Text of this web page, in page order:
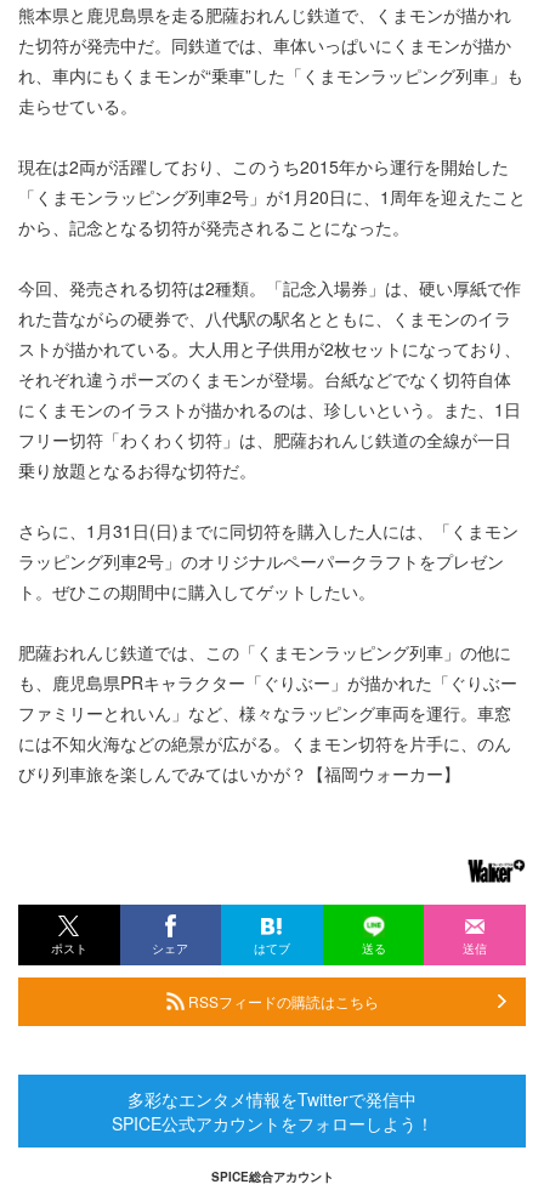
熊本県と鹿児島県を走る肥薩おれんじ鉄道で、くまモンが描かれ
た切符が発売中だ。同鉄道では、車体いっぱいにくまモンが描か
れ、車内にもくまモンが“乗車”した「くまモンラッピング列車」も
走らせている。
現在は2両が活躍しており、このうち2015年から運行を開始した
「くまモンラッピング列車2号」が1月20日に、1周年を迎えたこと
から、記念となる切符が発売されることになった。
今回、発売される切符は2種類。「記念入場券」は、硬い厚紙で作
れた昔ながらの硬券で、八代駅の駅名とともに、くまモンのイラ
ストが描かれている。大人用と子供用が2枚セットになっており、
それぞれ違うポーズのくまモンが登場。台紙などでなく切符自体
にくまモンのイラストが描かれるのは、珍しいという。また、1日
フリー切符「わくわく切符」は、肥薩おれんじ鉄道の全線が一日
乗り放題となるお得な切符だ。
さらに、1月31日(日)までに同切符を購入した人には、「くまモン
ラッピング列車2号」のオリジナルペーパークラフトをプレゼン
ト。ぜひこの期間中に購入してゲットしたい。
肥薩おれんじ鉄道では、この「くまモンラッピング列車」の他に
も、鹿児島県PRキャラクター「ぐりぶー」が描かれた「ぐりぶー
ファミリーとれいん」など、様々なラッピング車両を運行。車窓
には不知火海などの絶景が広がる。くまモン切符を片手に、のん
びり列車旅を楽しんでみてはいかが？【福岡ウォーカー】
ポスト シェア はてブ 送る 送信
RSSフィードの購読はこちら
多彩なエンタメ情報をTwitterで発信中
SPICE公式アカウントをフォローしよう！
SPICE総合アカウント